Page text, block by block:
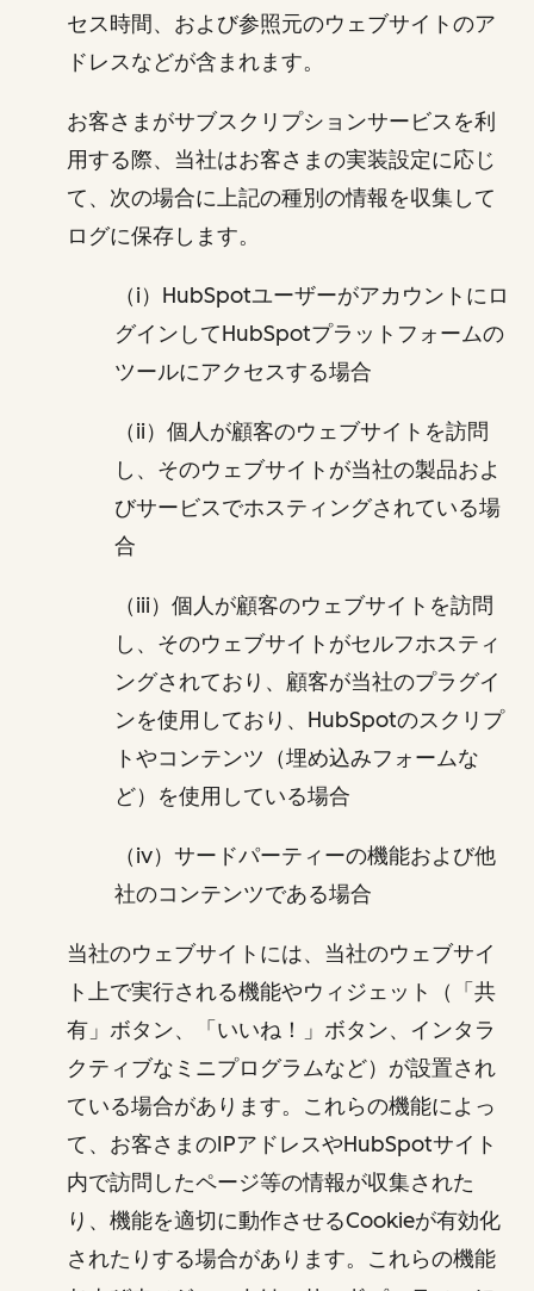
セス時間、および参照元のウェブサイトのア
ドレスなどが含まれます。
お客さまがサブスクリプションサービスを利
用する際、当社はお客さまの実装設定に応じ
て、次の場合に上記の種別の情報を収集して
ログに保存します。
（i）HubSpotユーザーがアカウントにロ
グインしてHubSpotプラットフォームの
ツールにアクセスする場合
（ii）個人が顧客のウェブサイトを訪問
し、そのウェブサイトが当社の製品およ
びサービスでホスティングされている場
合
（iii）個人が顧客のウェブサイトを訪問
し、そのウェブサイトがセルフホスティ
ングされており、顧客が当社のプラグイ
ンを使用しており、HubSpotのスクリプ
トやコンテンツ（埋め込みフォームな
ど）を使用している場合
（iv）サードパーティーの機能および他
社のコンテンツである場合
当社のウェブサイトには、当社のウェブサイ
ト上で実行される機能やウィジェット（「共
有」ボタン、「いいね！」ボタン、インタラ
クティブなミニプログラムなど）が設置され
ている場合があります。これらの機能によっ
て、お客さまのIPアドレスやHubSpotサイト
内で訪問したページ等の情報が収集された
り、機能を適切に動作させるCookieが有効化
されたりする場合があります。これらの機能